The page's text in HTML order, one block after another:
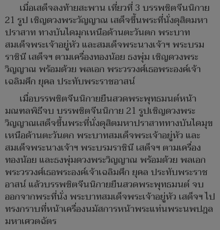
เมื่อเสด็จลงท้ายสะพาน เที่ยวที่ 3 บรรพชิตจีนนิกาย
21 รูป เชิญดวงพระวัญญาณ เสด็จขึ้นพระที่นั่งดุสิตมหา
ปราสาท ทางบันไดมุกเหนือด้านตะวันตก พระบาท
สมเด็จพระเจ้าอยู่หัว และสมเด็จพระนางเจ้าฯ พระบรม
ราชินี เสด็จฯ ตามเครื่องทองน้อย ธงพุ่ม เชิญดวงพระ
วิญญาณ พร้อมด้วย พลเอก พระวรวงศ์เธอพระองค์เจ้า
เฉลิมศึก ยุคล ประทับพระราชอาสน์
เมื่อบรรพชิตจีนนิกายยืนสวดพระพุทธมนต์หน้า
มณฑลพิธีจบ บรรพชิตจีนนิกาย 21 รูปเชิญดวงพระ
วิญญาณเสด็จขึ้นพระที่นั่งดุสิตมหาปราสาททางบันไดมุข
เหนือด้านตะวันตก พระบาทสมเด็จพระเจ้าอยู่หัว และ
สมเด็จพระนางเจ้าฯ พระบรมราชินี เสด็จฯ ตามเครื่อง
ทองน้อย และธงพุ่มดวงพระวิญญาณ พร้อมด้วย พลเอก
พระวรวงศ์เธอพระองค์เจ้าเฉลิมศึก ยุคล ประทับพระราช
อาสน์ แล้วบรรพชิตจีนนิกายยืนสวดพระพุทธมนต์ จบ
ออกจากพระที่นั่ง พระบาทสมเด็จพระเจ้าอยู่หัว เสด็จฯ ไป
ทรงกราบที่หน้าเครื่องนมัสการหน้าพระแท่นพระนพปฎล
มหาเศวตฉัตร